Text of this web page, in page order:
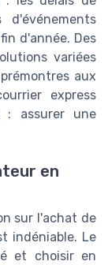
d'année. Des
variées
aux
express
: assurer une
en
sur l'achat de
indéniable. Le
et choisir en